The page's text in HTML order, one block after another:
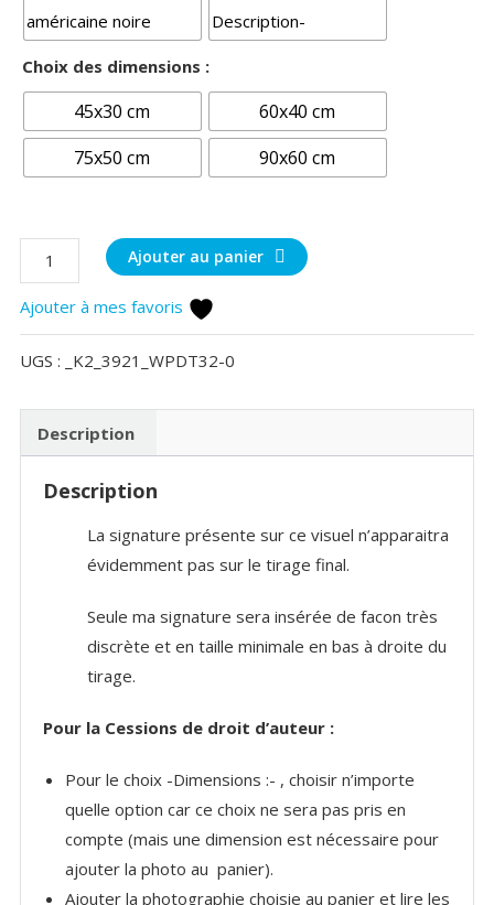
Choix des dimensions :
45x30 cm
60x40 cm
75x50 cm
90x60 cm
quantité
de
Inondations
dans
les
l'Adour
Ajouter au panier
Ajouter à mes favoris
UGS : _K2_3921_WPDT32-0
Description
Description
La signature présente sur ce visuel n’apparaitra
évidemment pas sur le tirage final.
Seule ma signature sera insérée de facon très
discrète et en taille minimale en bas à droite du
tirage.
Pour la Cessions de droit d’auteur :
Pour le choix -Dimensions :- , choisir n’importe
quelle option car ce choix ne sera pas pris en
compte (mais une dimension est nécessaire pour
ajouter la photo au panier).
Ajouter la photographie choisie au panier et lire les